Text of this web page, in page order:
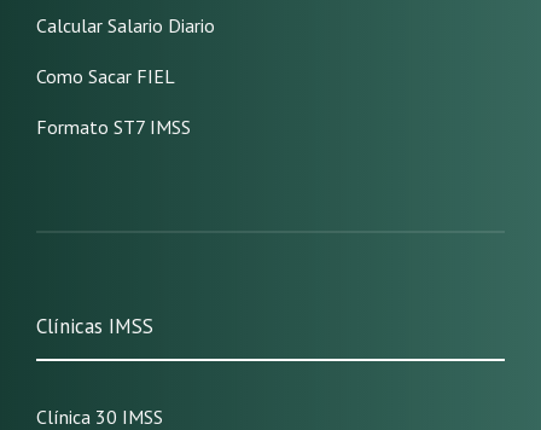
Calcular Salario Diario
Como Sacar FIEL
Formato ST7 IMSS
Clínicas IMSS
Clínica 30 IMSS